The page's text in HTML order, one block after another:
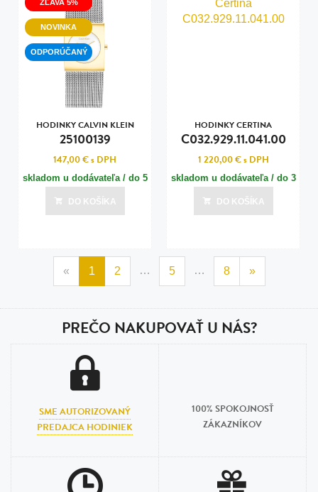
ZĽAVA 5%
NOVINKA
ODPORÚČANÝ
HODINKY CALVIN KLEIN
25100139
147,00 €s DPH
skladom u dodávateľa / do 5
dní
Posledná aktualizácia dnes o 13:00
DO KOŠÍKA
HODINKY CERTINA
C032.929.11.041.00
1 220,00 €s DPH
skladom u dodávateľa / do 3
dní
Posledná aktualizácia dnes o 13:00
DO KOŠÍKA
« 1 2 … 5 … 8 »
PREČO NAKUPOVAŤ U NÁS?
SME AUTORIZOVANÝ
PREDAJCA HODINIEK
100% SPOKOJNOSŤ
ZÁKAZNÍKOV